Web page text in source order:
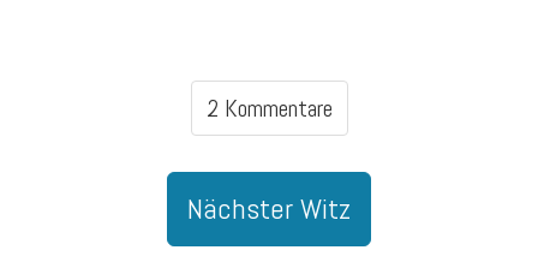
2 Kommentare
Nächster Witz